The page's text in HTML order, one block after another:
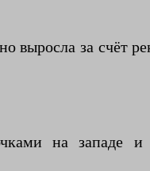
выросла за счёт
на западе и